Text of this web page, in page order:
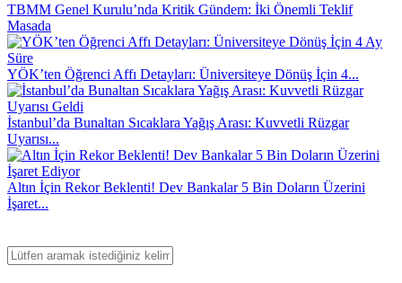
TBMM Genel Kurulu’nda Kritik Gündem: İki Önemli Teklif
Masada
YÖK’ten Öğrenci Affı Detayları: Üniversiteye Dönüş İçin 4...
İstanbul’da Bunaltan Sıcaklara Yağış Arası: Kuvvetli Rüzgar
Uyarısı...
Altın İçin Rekor Beklenti! Dev Bankalar 5 Bin Doların Üzerini
İşaret...